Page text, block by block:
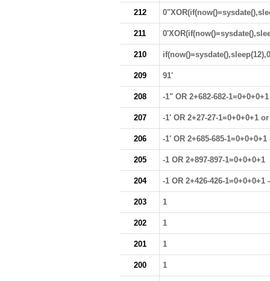
212
211
210
209 91'
208 -1" OR 2+682-682-
207 -1' OR 2+27-27-1=0+0+0+1
206 -1' OR 2+685-685-1=0+0+0+1
205 -1 OR 2+897-897-1=0+0+0+1
204 -1 OR 2+426-426-1=0+0+0+1
203 1
202 1
201 1
200 1